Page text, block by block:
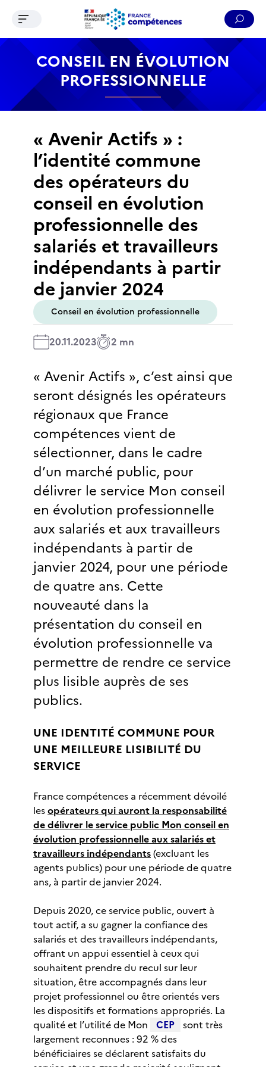
Contenu Recherche Menu Pied de page
Ouvrir le menu de navigation
CONSEIL EN ÉVOLUTION
PROFESSIONNELLE
« Avenir Actifs » :
l’identité commune
des opérateurs du
conseil en évolution
professionnelle des
salariés et travailleurs
indépendants à partir
de janvier 2024
Conseil en évolution professionnelle
20.11.2023 2 mn
« Avenir Actifs », c’est ainsi que
seront désignés les opérateurs
régionaux que France
compétences vient de
sélectionner, dans le cadre
d’un marché public, pour
délivrer le service Mon conseil
en évolution professionnelle
aux salariés et aux travailleurs
indépendants à partir de
janvier 2024, pour une période
de quatre ans. Cette
nouveauté dans la
présentation du conseil en
évolution professionnelle va
permettre de rendre ce service
plus lisible auprès de ses
publics.
UNE IDENTITÉ COMMUNE POUR
UNE MEILLEURE LISIBILITÉ DU
SERVICE
France compétences a récemment dévoilé
lesopérateurs qui auront la responsabilité
de délivrer le service public Mon conseil en
évolution professionnelle aux salariés et
travailleurs indépendants(excluant les
agents publics) pour une période de quatre
ans, à partir de janvier 2024.
Depuis 2020, ce service public, ouvert à
tout actif, a su gagner la confiance des
salariés et des travailleurs indépendants,
offrant un appui essentiel à ceux qui
souhaitent prendre du recul sur leur
situation, être accompagnés dans leur
projet professionnel ou être orientés vers
les dispositifs et formations appropriés. La
qualité et l’utilité de Mon
CEP sont très
largement reconnues : 92 % des
bénéficiaires se déclarent satisfaits du